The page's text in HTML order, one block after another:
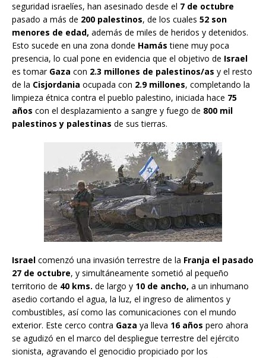
seguridad israelíes, han asesinado desde el 7 de octubre
pasado a más de 200 palestinos, de los cuales 52 son
menores de edad, además de miles de heridos y detenidos.
Esto sucede en una zona donde Hamás tiene muy poca
presencia, lo cual pone en evidencia que el objetivo de Israel
es tomar Gaza con 2.3 millones de palestinos/as y el resto
de la Cisjordania ocupada con 2.9 millones, completando la
limpieza étnica contra el pueblo palestino, iniciada hace 75
años con el desplazamiento a sangre y fuego de 800 mil
palestinos y palestinas de sus tierras.
Israel comenzó una invasión terrestre de la Franja el pasado
27 de octubre, y simultáneamente sometió al pequeño
territorio de 40 kms. de largo y 10 de ancho, a un inhumano
asedio cortando el agua, la luz, el ingreso de alimentos y
combustibles, así como las comunicaciones con el mundo
exterior. Este cerco contra Gaza ya lleva 16 años pero ahora
se agudizó en el marco del despliegue terrestre del ejército
sionista, agravando el genocidio propiciado por los